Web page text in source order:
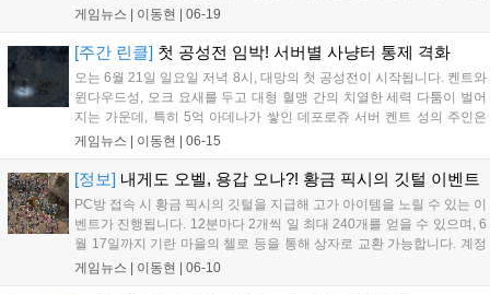
까지 유지하는 혈맹이 성주가 됩니다. 성주 혈맹은 세율 조정 및 세금 수
보스 베레스가 있는 내성 던전, 오크 요새는 화전민 마을 관할이라는 각
기 다른 특징이 있어 치열한 이권 다툼이 예상됩니다. 시즈 존에서는
PVP 페널티가 없으나 NPC 사망 시 주의가 필요하며, 전략적인 성 점령
과 방어가 관전 포인트입니다....
게임뉴스 | 이동현 06-19
[주간 린클] 첫 공성전 임박! 서버별 사냥터 통제 격화
오는 6월 21일 일요일 저녁 8시, 대망의 첫 공성전이 시작됩니다. 켄트와
윈다우드성, 오크 요새를 두고 대형 혈맹 간의 치열한 세력 다툼이 벌어
지는 가운데, 특히 5억 아데나가 쌓인 데포로쥬 서버 켄트 성의 주인은
누가 될지 관심이 집중됩니다. 공성전을 앞두고 사냥터 통제가 심화되며
지형도에 큰 변화가 일고 있습니다. 과연 이 흐름이 새로운 활력소가 될
지 귀추가 주목됩니다....
게임뉴스 | 이동현 06-15
[정보] 내게도 오벨, 용갑 오나?! 황금 픽시의 깃털 이벤트
PC방 접속 시 황금 픽시의 깃털을 지급해 고가 아이템을 노릴 수 있는 이
벤트가 진행됩니다. 12분마다 2개씩 일 최대 240개를 얻을 수 있으며, 6
월 17일까지 기란 마을의 첼로 등을 통해 상자로 교환 가능합니다. 계정
당 일 2회 구매 제한이 있는 상자들로 용갑이나 고가 마법서 등 희귀 아
게임뉴스 | 이동현 06-10